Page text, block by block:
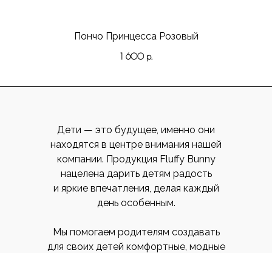
Пончо Принцесса Розовый
1 600 р.
Дети — это будущее, именно они
находятся в центре внимания нашей
компании. Продукция Fluffy Bunny
нацелена дарить детям радость
и яркие впечатления, делая каждый
день особенным.
Мы помогаем родителям создавать
для своих детей комфортные, модные